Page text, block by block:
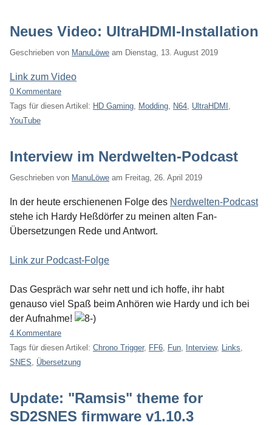
Neues Video: UltraHDMI-Installation
Geschrieben von ManuLöwe am Dienstag, 13. August 2019
Link zum Video
0 Kommentare
Tags für diesen Artikel: HD Gaming Modding N64 UltraHDMI
YouTube
Interview im Nerdwelten-Podcast
Geschrieben von ManuLöwe am Freitag, 26. April 2019
In der heute erschienenen Folge des Nerdwelten-Podcast
stehe ich Hardy Heßdörfer zu meinen alten Fan-
Übersetzungen Rede und Antwort.
Link zur Podcast-Folge
Das Gespräch war sehr nett und ich hoffe, ihr habt
genauso viel Spaß beim Anhören wie Hardy und ich bei
der Aufnahme!
4 Kommentare
Tags für diesen Artikel: Chrono Trigger, FF6 Fun Interview, Links
SNES
Übersetzung
Update: "Ramsis" theme for
SD2SNES firmware v1.10.3